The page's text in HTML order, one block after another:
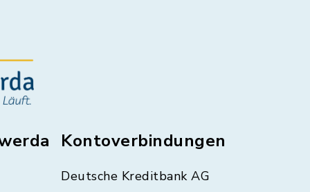
Kontoverbindungen
Deutsche Kreditbank AG